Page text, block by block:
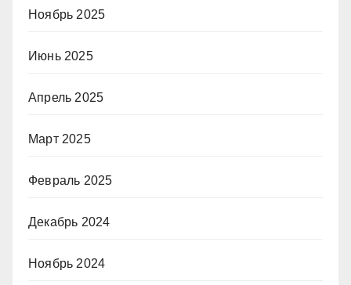
Ноябрь 2025
Июнь 2025
Апрель 2025
Март 2025
Февраль 2025
Декабрь 2024
Ноябрь 2024